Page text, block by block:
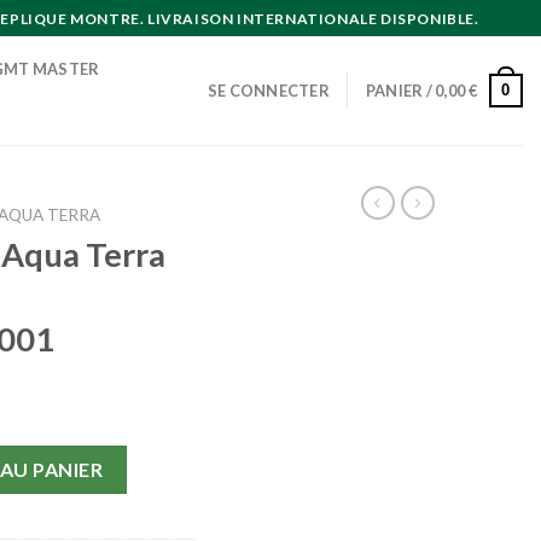
MONTRE. LIVRAISON INTERNATIONALE DISPONIBLE.
MASTER
SE CONNECTER
PANIER /0,00€ 0
TERRA
Terra
PANIER